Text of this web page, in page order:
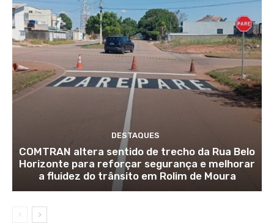
DESTAQUES
COMTRAN altera sentido de trecho da Rua Belo
Horizonte para reforçar segurança e melhorar
a fluidez do trânsito em Rolim de Moura